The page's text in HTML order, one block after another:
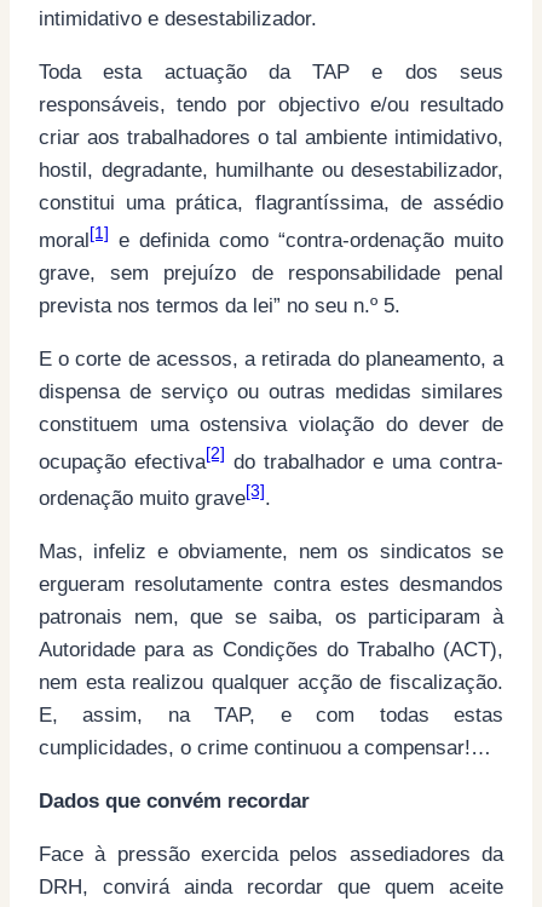
intimidativo e desestabilizador.
Toda esta actuação da TAP e dos seus
responsáveis, tendo por objectivo e/ou resultado
criar aos trabalhadores o tal ambiente intimidativo,
hostil, degradante, humilhante ou desestabilizador,
constitui uma prática, flagrantíssima, de assédio
moral[1] e definida como “contra-ordenação muito
grave, sem prejuízo de responsabilidade penal
prevista nos termos da lei” no seu n.º 5.
E o corte de acessos, a retirada do planeamento, a
dispensa de serviço ou outras medidas similares
constituem uma ostensiva violação do dever de
ocupação efectiva[2] do trabalhador e uma contra-
ordenação muito grave[3].
Mas, infeliz e obviamente, nem os sindicatos se
ergueram resolutamente contra estes desmandos
patronais nem, que se saiba, os participaram à
Autoridade para as Condições do Trabalho (ACT),
nem esta realizou qualquer acção de fiscalização.
E, assim, na TAP, e com todas estas
cumplicidades, o crime continuou a compensar!…
Dados que convém recordar
Face à pressão exercida pelos assediadores da
DRH, convirá ainda recordar que quem aceite